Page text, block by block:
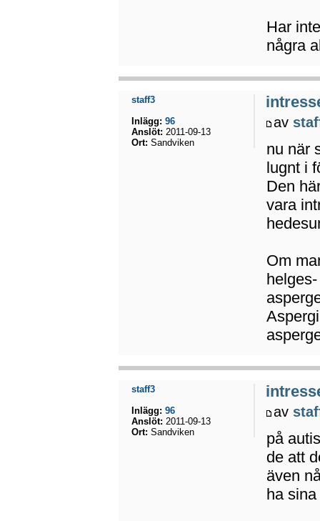
Har
några
av
nu när
lugnt i
Den
vara
Om
staff3
Inlägg: 96
Anslöt: 2011-09-13
Ort: Sandviken
av
på
de att
även
ha
staff3
Inlägg: 96
Anslöt: 2011-09-13
Ort: Sandviken